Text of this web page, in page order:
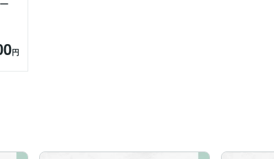
置していく作業がたまらなく面白い！
嬉しいです☆
せた稼げる名刺を作ります！
円